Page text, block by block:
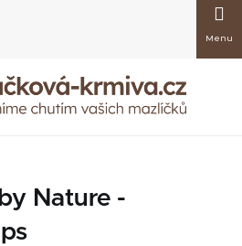
košík
Nature -